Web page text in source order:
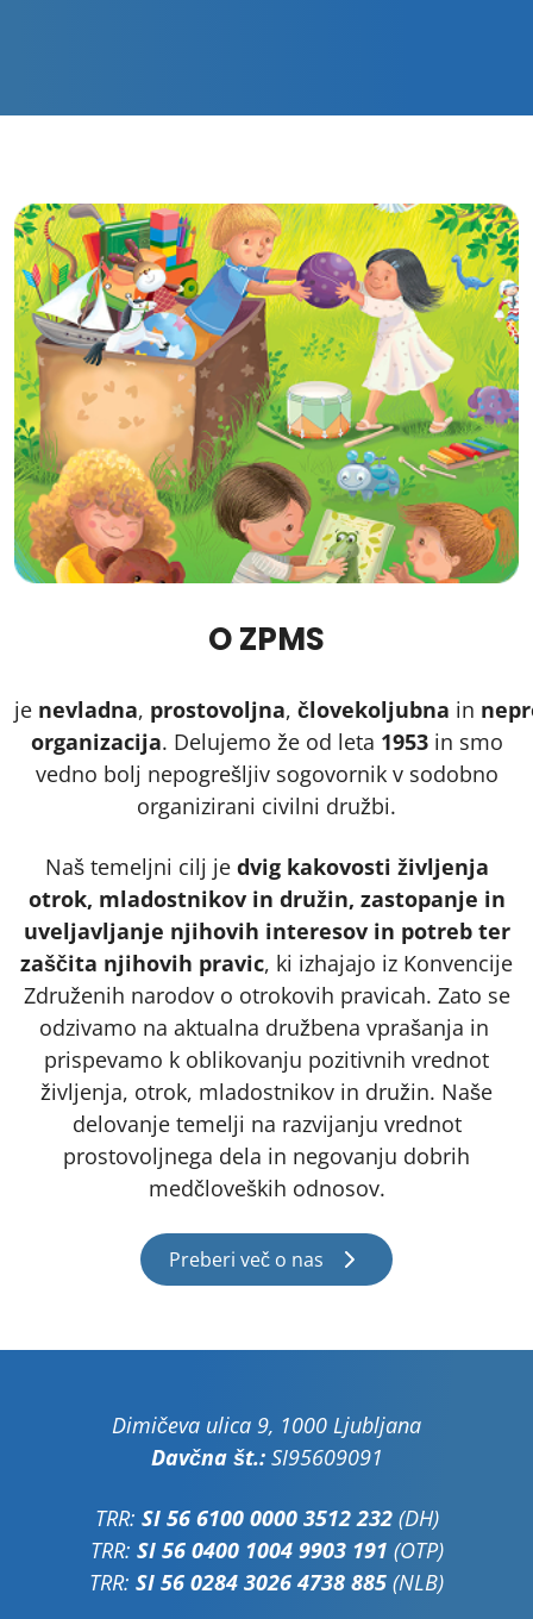
O ZPMS
je nevladna, prostovoljna, človekoljubna in
organizacija. Delujemo že od leta 1953 in smo
vedno bolj nepogrešljiv sogovornik v sodobno
organizirani civilni družbi.
Naš temeljni cilj jedvig kakovosti življenja
otrok, mladostnikov in družin, zastopanje in
uveljavljanje njihovih interesov in potreb ter
zaščita njihovih pravic, ki izhajajo iz Konvencije
Združenih narodov o otrokovih pravicah. Zato se
odzivamo na aktualna družbena vprašanja in
prispevamo k oblikovanju pozitivnih vrednot
življenja, otrok, mladostnikov in družin. Naše
delovanje temelji na razvijanju vrednot
prostovoljnega dela in negovanju dobrih
medčloveških odnosov.
Preberi več o nas
Dimičeva ulica 9, 1000 Ljubljana
Davčna št.:SI95609091
TRR: SI 56 6100 0000 3512 232(DH)
TRR: SI 56 0400 1004 9903 191 (OTP)
TRR: SI 56 0284 3026 4738 885 (NLB)